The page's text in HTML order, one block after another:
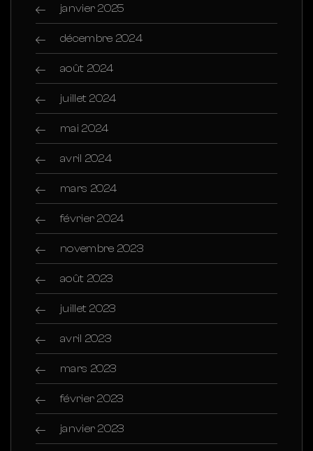
janvier 2025
décembre 2024
août 2024
juillet 2024
mai 2024
avril 2024
mars 2024
février 2024
novembre 2023
août 2023
juillet 2023
avril 2023
mars 2023
février 2023
janvier 2023